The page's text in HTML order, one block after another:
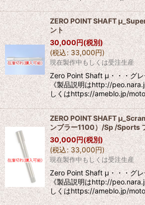
ZERO POINT SHAFT
ント
30,000円(税別)
(税込: 33,000円)
現在製作中もしくは受注生産
Zero Point Shaft μ・・・グ
《製品説明はhttp://
しくはhttps://ameblo.jp/
ZERO POINT SHAFT
ンブラー1100）/Sp /Sports
30,000円(税別)
(税込: 33,000円)
現在製作中もしくは受注生産
Zero Point Shaft μ・・・グ
《製品説明はhttp://
しくはhttps://ameblo.jp/